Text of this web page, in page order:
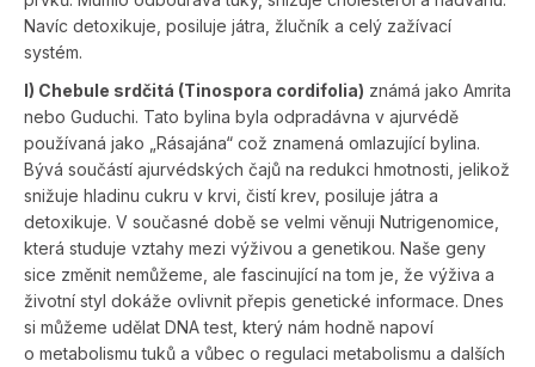
Navíc detoxikuje, posiluje játra, žlučník a celý zažívací
systém.
I) Chebule srdčitá (Tinospora cordifolia) známá jako Amrita
nebo Guduchi. Tato bylina byla odpradávna v ajurvédě
používaná jako „Rásajána“ což znamená omlazující bylina.
Bývá součástí ajur­védských čajů na redukci hmotnosti, jelikož
snižuje hladinu cukru v krvi, čistí krev, posiluje játra a
detoxikuje. V sou­časné době se velmi věnuji Nutrigenomice,
která studuje vztahy mezi výživou a genetikou. Naše geny
sice změnit nemůžeme, ale fascinující na tom je, že výživa a
životní styl dokáže ovlivnit přepis genetické informace. Dnes
si můžeme udělat DNA test, který nám hodně napoví
o metabolismu tuků a vůbec o regulaci metabolismu a dalších